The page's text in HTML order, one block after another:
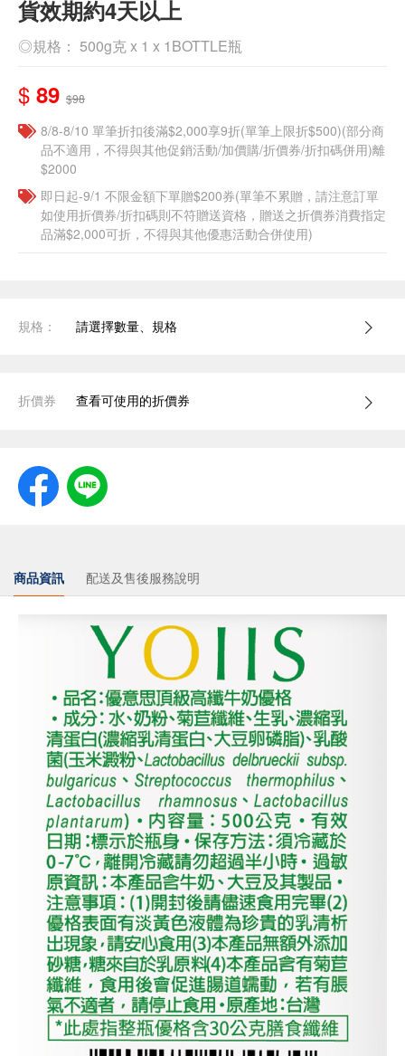
貨效期約4天以上
◎規格： 500g克 x 1 x 1BOTTLE瓶
$ 89 $98
8/8-8/10 單筆折扣後滿$2,000享9折(單筆上限折$500)(部分商
品不適用，不得與其他促銷活動/加價購/折價券/折扣碼併用)離
$2000
即日起-9/1 不限金額下單贈$200券(單筆不累贈，請注意訂單
如使用折價券/折扣碼則不符贈送資格，贈送之折價券消費指定
品滿$2,000可折，不得與其他優惠活動合併使用)
規格： 請選擇數量、規格
折價券 查看可使用的折價券
商品資訊 配送及售後服務說明